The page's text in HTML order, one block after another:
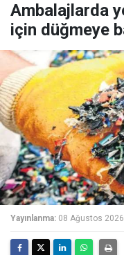
Ambalajlarda
için düğmeye
Yayınlanma: 08 Ağustos